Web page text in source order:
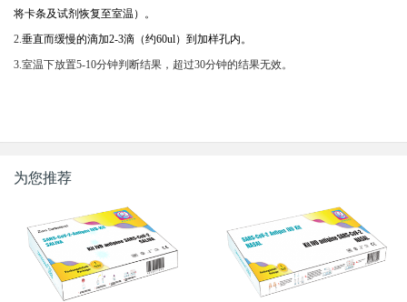
将卡条及试剂恢复至室温）。
2.垂直而缓慢的滴加2-3滴（约60ul）到加样孔内。
3.室温下放置5-10分钟判断结果，超过30分钟的结果无效。
为您推荐